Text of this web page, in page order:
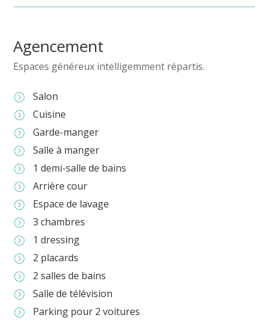
Agencement
Espaces généreux intelligemment répartis.
= Salon
= Cuisine
= Garde-manger
= Salle à manger
= 1 demi-salle de bains
= Arrière cour
= Espace de lavage
= 3 chambres
= 1 dressing
= 2 placards
= 2 salles de bains
= Salle de télévision
= Parking pour 2 voitures